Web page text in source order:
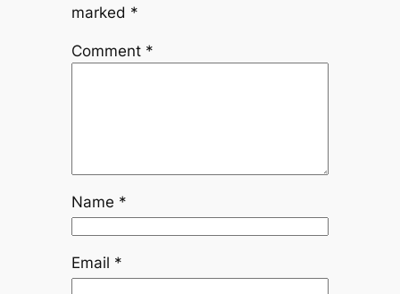
marked *
Comment *
Name *
Email *